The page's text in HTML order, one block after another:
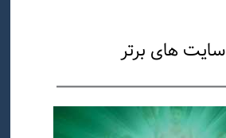
سایت های برتر